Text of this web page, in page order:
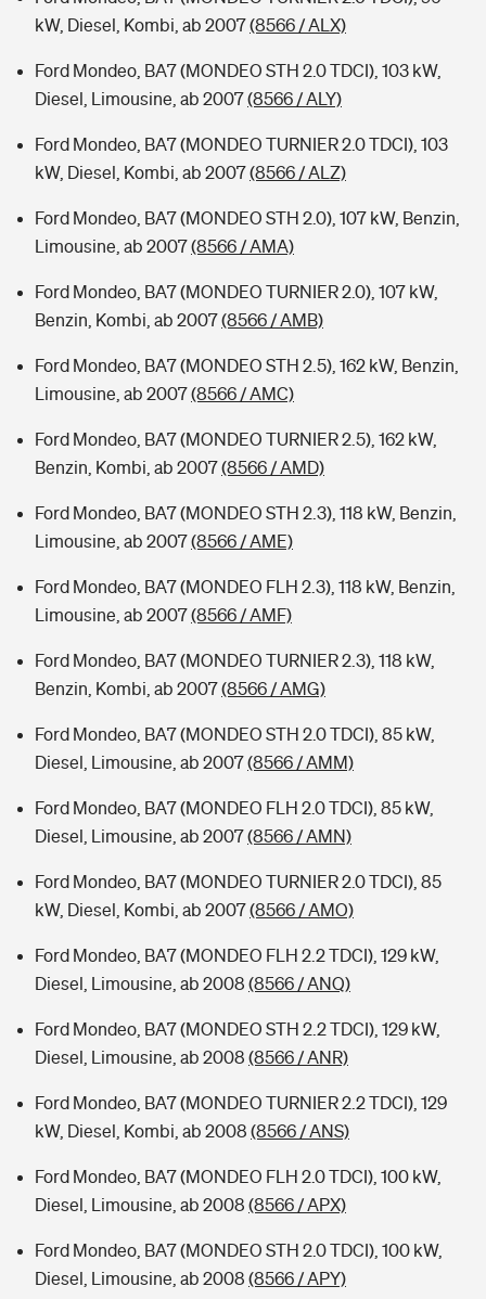
kW, Diesel, Kombi, ab 2007(8566 / ALX)
Ford Mondeo, BA7 (MONDEO STH 2.0 TDCI), 103 kW,
Diesel, Limousine, ab 2007(8566 / ALY)
Ford Mondeo, BA7 (MONDEO TURNIER 2.0 TDCI), 103
kW, Diesel, Kombi, ab 2007(8566 / ALZ)
Ford Mondeo, BA7 (MONDEO STH 2.0), 107 kW, Benzin,
Limousine, ab 2007(8566 / AMA)
Ford Mondeo, BA7 (MONDEO TURNIER 2.0), 107 kW,
Benzin, Kombi, ab 2007(8566 / AMB)
Ford Mondeo, BA7 (MONDEO STH 2.5), 162 kW, Benzin,
Limousine, ab 2007(8566 / AMC)
Ford Mondeo, BA7 (MONDEO TURNIER 2.5), 162 kW,
Benzin, Kombi, ab 2007(8566 / AMD)
Ford Mondeo, BA7 (MONDEO STH 2.3), 118 kW, Benzin,
Limousine, ab 2007(8566 / AME)
Ford Mondeo, BA7 (MONDEO FLH 2.3), 118 kW, Benzin,
Limousine, ab 2007(8566 / AMF)
Ford Mondeo, BA7 (MONDEO TURNIER 2.3), 118 kW,
Benzin, Kombi, ab 2007(8566 / AMG)
Ford Mondeo, BA7 (MONDEO STH 2.0 TDCI), 85 kW,
Diesel, Limousine, ab 2007(8566 / AMM)
Ford Mondeo, BA7 (MONDEO FLH 2.0 TDCI), 85 kW,
Diesel, Limousine, ab 2007(8566 / AMN)
Ford Mondeo, BA7 (MONDEO TURNIER 2.0 TDCI), 85
kW, Diesel, Kombi, ab 2007(8566 / AMO)
Ford Mondeo, BA7 (MONDEO FLH 2.2 TDCI), 129 kW,
Diesel, Limousine, ab 2008 (8566 / ANQ)
Ford Mondeo, BA7 (MONDEO STH 2.2 TDCI), 129 kW,
Diesel, Limousine, ab 2008 (8566 / ANR)
Ford Mondeo, BA7 (MONDEO TURNIER 2.2 TDCI), 129
kW, Diesel, Kombi, ab 2008 (8566 / ANS)
Ford Mondeo, BA7 (MONDEO FLH 2.0 TDCI), 100 kW,
Diesel, Limousine, ab 2008 (8566 / APX)
Ford Mondeo, BA7 (MONDEO STH 2.0 TDCI), 100 kW,
Diesel, Limousine, ab 2008 (8566 / APY)